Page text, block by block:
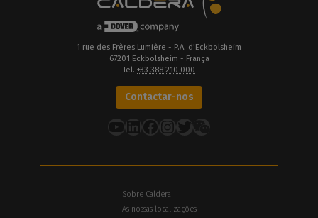
1 rue des Frères Lumière - P.A. d'Eckbolsheim
67201 Eckbolsheim - França
Tel. +33 388 210 000
Contactar-nos
YouTube
LinkedIn
Facebook
Instagram
Twitter
Sobre Caldera
As nossas localizações